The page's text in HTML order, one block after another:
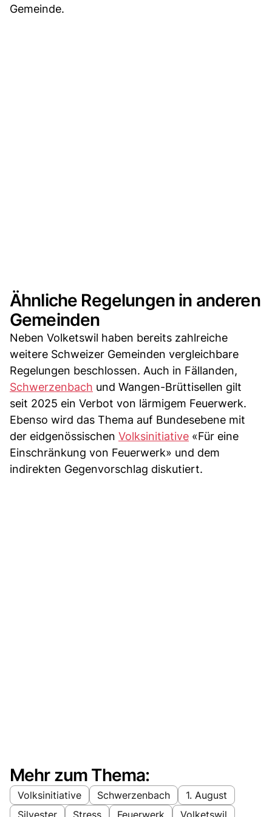
Gemeinde.
Ähnliche Regelungen in anderen
Gemeinden
Neben Volketswil haben bereits zahlreiche
weitere Schweizer Gemeinden vergleichbare
Regelungen beschlossen. Auch in Fällanden,
Schwerzenbach und Wangen-Brüttisellen gilt
seit 2025 ein Verbot von lärmigem Feuerwerk.
Ebenso wird das Thema auf Bundesebene mit
der eidgenössischen Volksinitiative «Für eine
Einschränkung von Feuerwerk» und dem
indirekten Gegenvorschlag diskutiert.
Mehr zum Thema:
Volksinitiative Schwerzenbach
1. August
Silvester
Stress Feuerwerk Volketswil